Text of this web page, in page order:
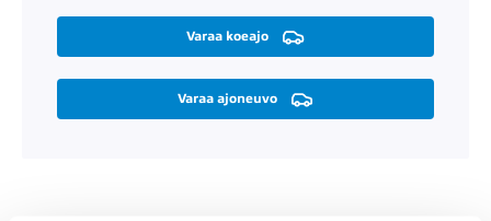
Varaa koeajo
Varaa ajoneuvo